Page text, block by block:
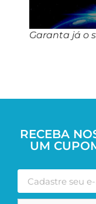
Garanta já o
RECEBA
UM